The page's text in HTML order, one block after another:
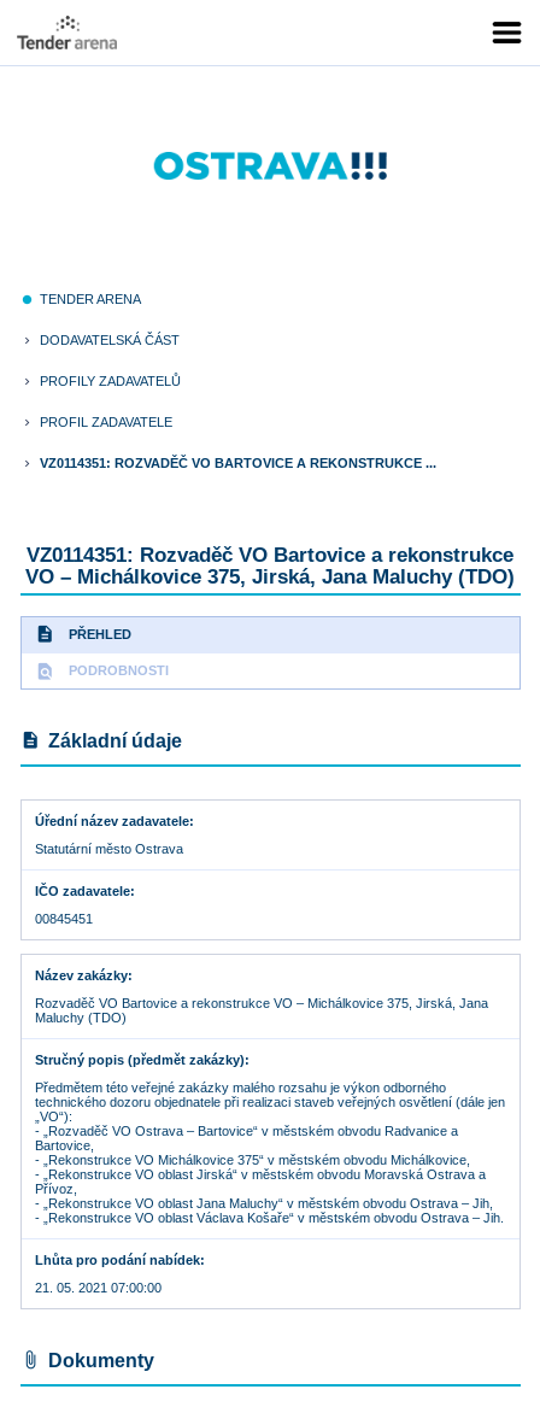
fiber_manual_record TENDER ARENA
keyboard_arrow_right DODAVATELSKÁ ČÁST
keyboard_arrow_right PROFILY ZADAVATELŮ
keyboard_arrow_right PROFIL ZADAVATELE
keyboard_arrow_right VZ0114351: ROZVADĚČ VO BARTOVICE A REKONSTRUKCE ...
VZ0114351: Rozvaděč VO Bartovice a rekonstrukce
VO – Michálkovice 375, Jirská, Jana Maluchy (TDO)
description PŘEHLED
find_in_page PODROBNOSTI
description Základní údaje
Úřední název zadavatele
Statutární město Ostrava
IČO zadavatele
00845451
Název zakázky
Rozvaděč VO Bartovice a rekonstrukce VO – Michálkovice 375, Jirská, Jana
Maluchy (TDO)
Stručný popis (předmět zakázky)
Předmětem této veřejné zakázky malého rozsahu je výkon odborného
technického dozoru objednatele při realizaci staveb veřejných osvětlení (dále jen
„VO“):
- „Rozvaděč VO Ostrava – Bartovice“ v městském obvodu Radvanice a
Bartovice,
- „Rekonstrukce VO Michálkovice 375“ v městském obvodu Michálkovice,
- „Rekonstrukce VO oblast Jirská“ v městském obvodu Moravská Ostrava a
Přívoz,
- „Rekonstrukce VO oblast Jana Maluchy“ v městském obvodu Ostrava – Jih,
Lhůta pro podání nabídek
21. 05. 2021 07:00:00
attach_file Dokumenty